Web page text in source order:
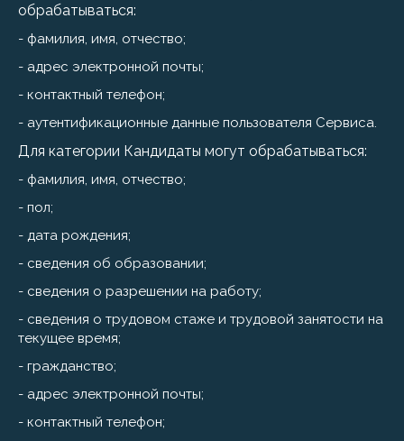
обрабатываться:
- фамилия, имя, отчество;
- адрес электронной почты;
- контактный телефон;
- аутентификационные данные пользователя Сервиса.
Для категории Кандидаты могут обрабатываться:
- фамилия, имя, отчество;
- пол;
- дата рождения;
- сведения об образовании;
- сведения о разрешении на работу;
- сведения о трудовом стаже и трудовой занятости на
текущее время;
- гражданство;
- адрес электронной почты;
- контактный телефон;